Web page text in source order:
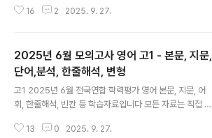
의 지문만 파일을 통해 스스로 아는 부분과 모르는 부분을
다. 혹 교습용으로 사용하시려는 선생님들께서는 출처를
절, 종속절의 동사의 판단, 과거 동사와 과거분사의 구분할
줄 알아야 올바른 구문 분석과 독해가 가능해집니다. 한줄
해석의 파란색은 주절의 동사이고, 보라색은 명사절, 초록
색은 형용사절, 갈색은 부사절 내의 동사들을 구분해 놓은
것입니다. 분석과 해석을 용이하게 하기 위함입니다. 1단계
의 지문만 파일을 통해 스스로 아는 부분과 모르는 부분을
16 2 2025. 9. 27.
2025년 6월 모의고사 영어 고1 - 본문, 지문,
단어,분석, 한줄해석, 변형
고1 2025년 6월 전국연합 학력평가 영어 본문, 지문, 어
휘, 한줄해석, 빈칸 등 학습자료입니다 모든 자료는 직접 제
다. 혹 교습용으로 사용하시려는 선생님들께서는 출처를
13 0 2025. 9. 27.